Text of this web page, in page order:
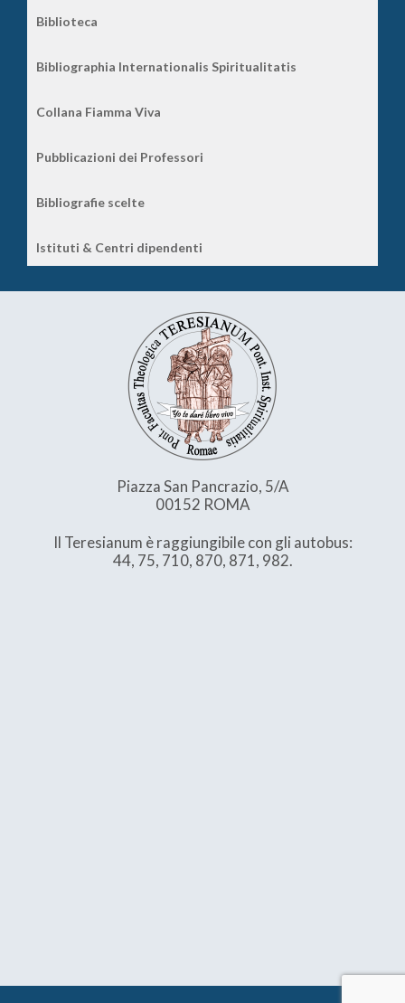
Biblioteca
Bibliographia Internationalis Spiritualitatis
Collana Fiamma Viva
Pubblicazioni dei Professori
Bibliografie scelte
Istituti & Centri dipendenti
Piazza San Pancrazio, 5/A
00152 ROMA
Il Teresianum è raggiungibile con gli autobus:
44, 75, 710, 870, 871, 982.